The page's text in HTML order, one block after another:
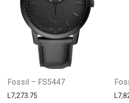
Fossil – FS5447
L7,273.75 L